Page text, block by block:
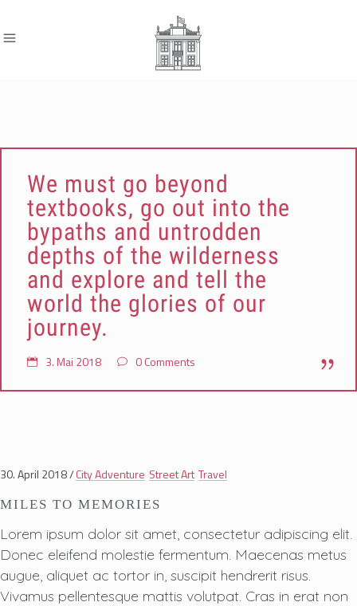
We must go beyond
textbooks, go out into the
bypaths and untrodden
depths of the wilderness
and explore and tell the
world the glories of our
journey.
3. Mai 2018 0 Comments
30. April 2018 City Adventure Street Art Travel
MILES TO MEMORIES
Lorem ipsum dolor sit amet, consectetur adipiscing elit.
Donec eleifend molestie fermentum. Maecenas metus
augue, aliquet ac tortor in, suscipit hendrerit risus.
Vivamus pellentesque mattis volutpat. Cras in erat non